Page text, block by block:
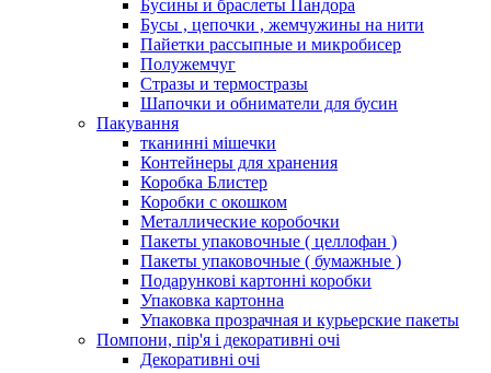
Бусины и браслеты Пандора
Бусы , цепочки , жемчужины на нити
Пайетки рассыпные и микробисер
Полужемчуг
Стразы и термостразы
Шапочки и обниматели для бусин
Пакування
тканинні мішечки
Контейнеры для хранения
Коробка Блистер
Коробки с окошком
Металлические коробочки
Пакеты упаковочные ( целлофан )
Пакеты упаковочные ( бумажные )
Подарункові картонні коробки
Упаковка картонна
Упаковка прозрачная и курьерские пакеты
Помпони, пір'я і декоративні очі
Декоративні очі